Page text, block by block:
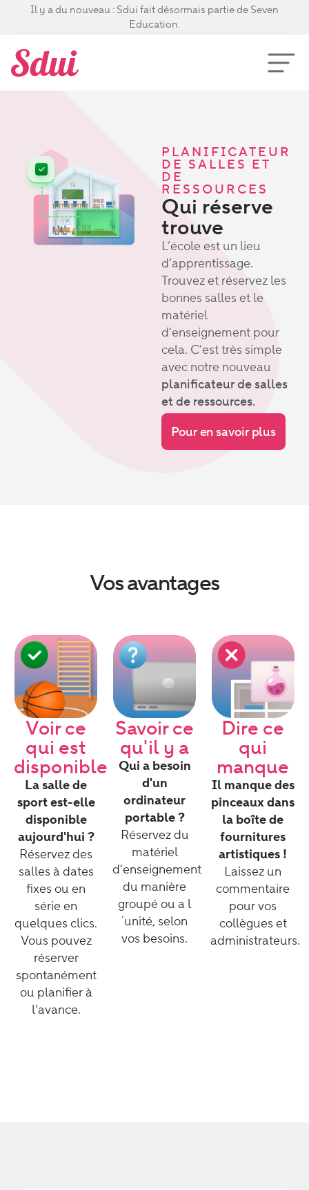
Il y a du nouveau : Sdui fait désormais partie de Seven
Education.
PLANIFICATEUR
DE SALLES ET
DE
RESSOURCES
Qui réserve
trouve
L’école est un lieu
d’apprentissage.
Trouvez et réservez les
bonnes salles et le
matériel
d’enseignement pour
cela. C’est très simple
avec notre nouveau
planificateur de salles
et de ressources.
Pour en savoir plus
Vos avantages
Voir ce
qui est
disponible
La salle de
sport est-elle
disponible
aujourd'hui ?
Réservez des
salles à dates
fixes ou en
série en
quelques clics.
Vous pouvez
réserver
spontanément
ou planifier à
l'avance.
Savoir ce
qu'il y a
Qui a besoin
d'un
ordinateur
portable ?
Réservez du
matériel
d'enseignement
du manière
groupé ou a l
´unité, selon
vos besoins.
Dire ce
qui
manque
Il manque des
pinceaux dans
la boîte de
fournitures
artistiques !
Laissez un
commentaire
pour vos
collègues et
administrateurs.